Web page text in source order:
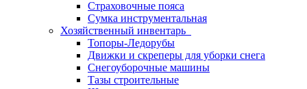
Страховочные пояса
Сумка инструментальная
Хозяйственный инвентарь
Топоры-Ледорубы
Движки и скреперы для уборки снега
Снегоуборочные машины
Тазы строительные